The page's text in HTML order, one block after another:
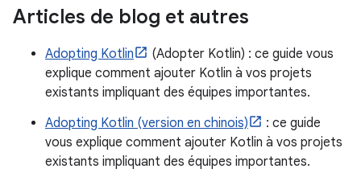
Articles de blog et autres
Adopting Kotlin
(Adopter Kotlin) : ce guide vous
explique comment ajouter Kotlin à vos projets
existants impliquant des équipes importantes.
Adopting Kotlin (version en chinois)
: ce guide
vous explique comment ajouter Kotlin à vos projets
existants impliquant des équipes importantes.